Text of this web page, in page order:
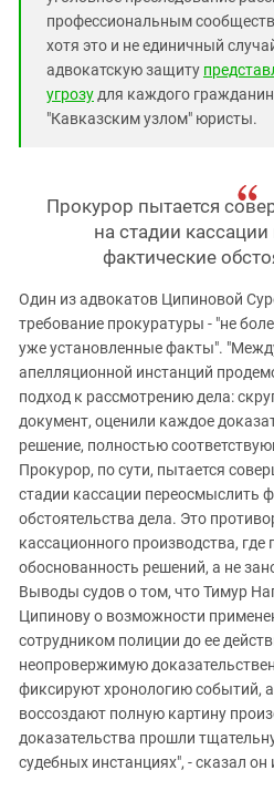
профессиональным
хотя это и не единичный
адвокатскую защиту
угрозудля каждого
"Кавказским узлом" юристы.
Прокурор пытается
на стадии
фактические
Один из адвокатов Ципиновой
требование прокуратуры - "не
уже установленные факты".
апелляционной инстанций
подход к рассмотрению дела:
документ, оценили каждое
решение, полностью
Прокурор, по сути, пытается
стадии кассации переосмыслить
обстоятельства дела. Это
кассационного производства, где
обоснованность решений, а не
Выводы судов о том, что Тимур
Ципинову о возможности
сотрудником полиции до ее
неопровержимую
фиксируют хронологию событий,
воссоздают полную картину
доказательства прошли
судебных инстанциях", - сказал